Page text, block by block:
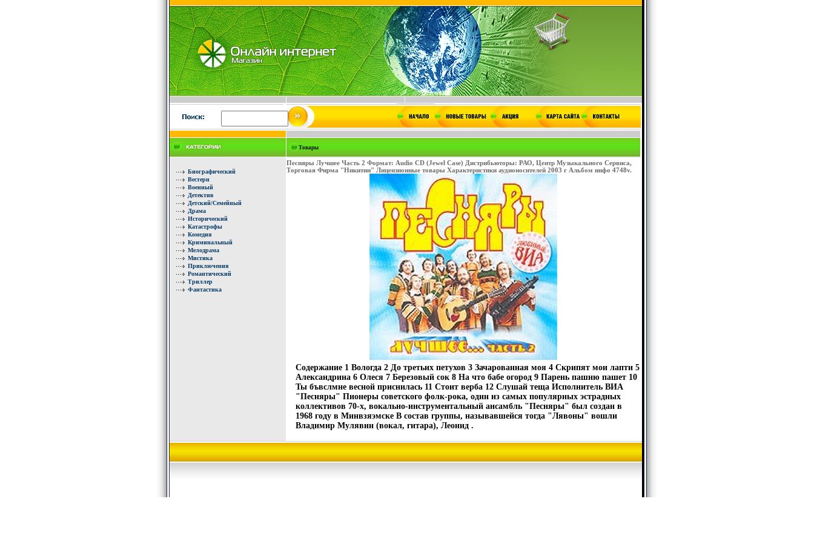
Биографический
Вестерн
Военный
Детектив
Детский/Семейный
Драма
Исторический
Катастрофы
Комедия
Криминальный
Мелодрама
Мистика
Приключения
Романтический
Триллер
Фантастика
Товары
Песняры Лучшее Часть 2 Формат: Audio CD (Jewel Case) Дистрибьюторы: РАО, Центр Музыкального Сервиса,
Торговая Фирма "Никитин" Лицензионные товары Характеристики аудионосителей 2003 г Альбом инфо 4748v.
Содержание 1 Вологда 2 До третьих петухов 3 Зачарованная моя 4 Скрипят мои лапти 5
Александрина 6 Олеся 7 Березовый сок 8 На что бабе огород 9 Парень пашню пашет 10
Ты бъвслмне весной приснилась 11 Стоит верба 12 Слушай теща Исполнитель ВИА
"Песняры" Пионеры советского фолк-рока, один из самых популярных эстрадных
коллективов 70-х, вокально-инструментальный ансамбль "Песняры" был создан в
1968 году в Минвзяэмске В состав группы, называвшейся тогда "Лявоны" вошли
Владимир Мулявин (вокал, гитара), Леонид .